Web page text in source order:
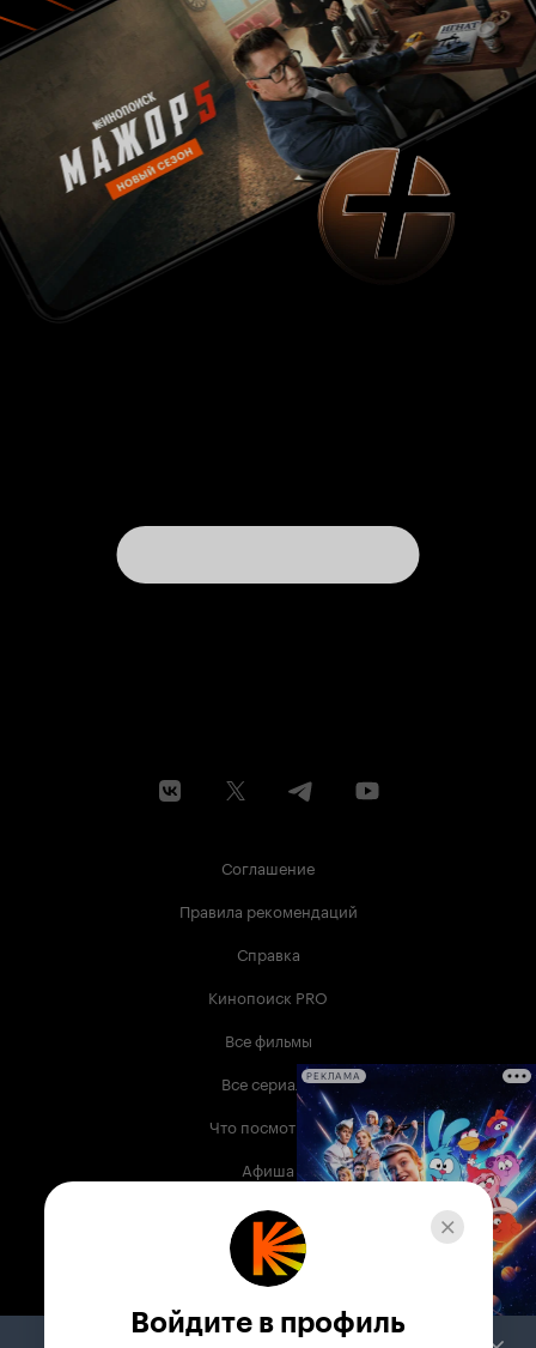
Соглашение
Правила рекомендаций
Справка
Кинопоиск PRO
Все фильмы
Все сериалы
Что посмотреть
Афиша
Музыка
Телепрограмма
Служба поддержки
РЕКЛАМА
Войдите в профиль